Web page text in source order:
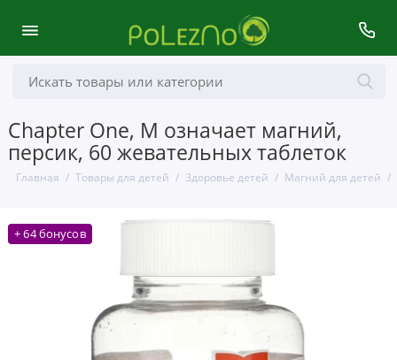
Chapter One, M означает магний,
персик, 60 жевательных таблеток
Главная Товары для детей Здоровье детей Магний для детей
+ 64 бонусов